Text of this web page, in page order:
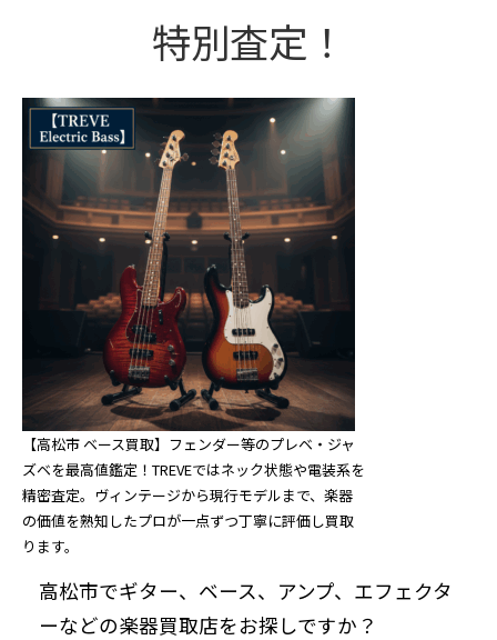
特別査定！
【高松市 ベース買取】フェンダー等のプレベ・ジャ
ズベを最高値鑑定！TREVEではネック状態や電装系を
精密査定。ヴィンテージから現行モデルまで、楽器
の価値を熟知したプロが一点ずつ丁寧に評価し買取
ります。
高松市でギター、ベース、アンプ、エフェクタ
ーなどの楽器買取店をお探しですか？